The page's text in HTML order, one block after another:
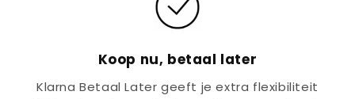
Koop nu, betaal later
Klarna Betaal Later geeft je extra flexibiliteit